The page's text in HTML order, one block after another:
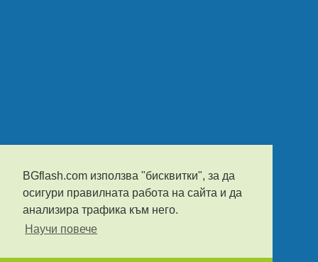
BGflash.com използва "бисквитки", за да
осигури правилната работа на сайта и да
анализира трафика към него.
Научи повече